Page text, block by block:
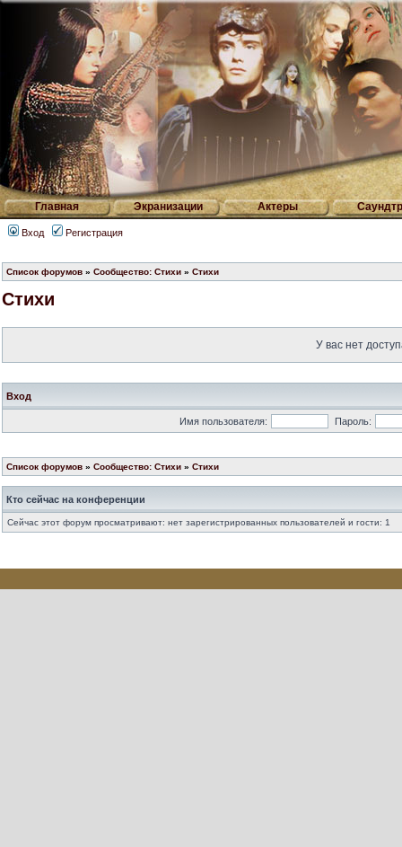
Главная Экранизации Актеры
Вход Регистрация
Список форумов » Сообщество: Стихи » Стихи
Стихи
У вас нет
Вход
Имя пользователя: Пароль:
Список форумов » Сообщество: Стихи » Стихи
Кто сейчас на конференции
Сейчас этот форум просматривают: нет зарегистрированных пользователей и гости: 1